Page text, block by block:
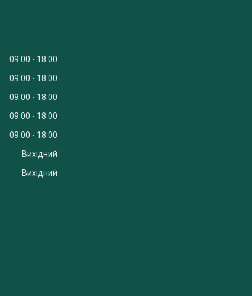
09:00
18:00
09:00
18:00
09:00
18:00
09:00
18:00
09:00
18:00
Вихідний
Вихідний